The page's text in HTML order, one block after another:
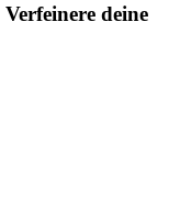
Verfeinere deine